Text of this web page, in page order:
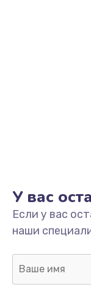
У вас
Если у вас
наши